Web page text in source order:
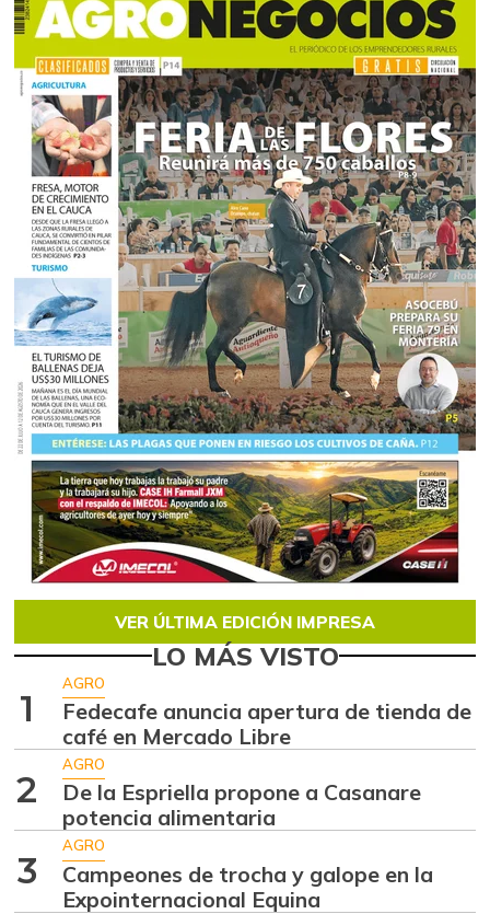
VER ÚLTIMA EDICIÓN IMPRESA
LO MÁS VISTO
1
AGRO
Fedecafe anuncia apertura de tienda de
café en Mercado Libre
2
AGRO
De la Espriella propone a Casanare
potencia alimentaria
3
AGRO
Campeones de trocha y galope en la
Expointernacional Equina